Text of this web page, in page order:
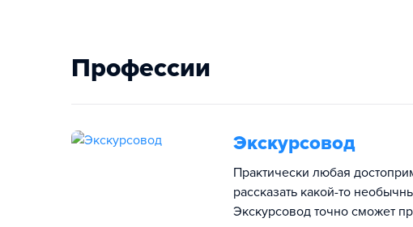
Профессии
Экскурсовод
Практически любая
рассказать какой-то
Экскурсовод точно сможет